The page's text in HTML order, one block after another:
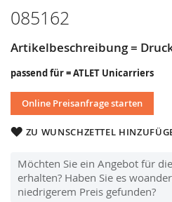
085162
Artikelbeschreibung =
passend für = ATLET Unicarriers
Online Preisanfrage starten
ZU WUNSCHZETTEL
Möchten Sie ein Angebot für
erhalten? Haben Sie es
niedrigerem Preis gefunden?
Bildergalerie